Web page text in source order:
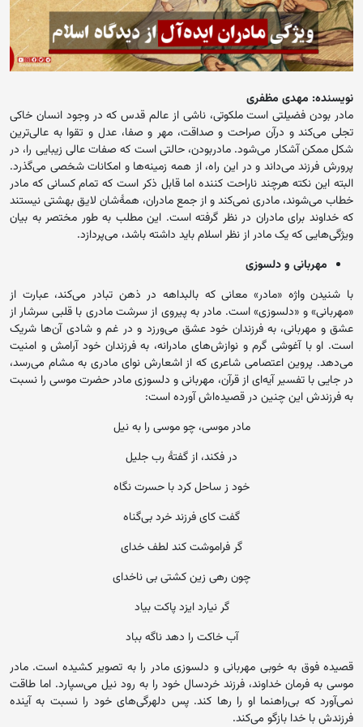
نویسنده: مهدی مظفری
مادر بودن فضیلتی است ملکوتی، ناشی از عالم قدس که در وجود انسان خاکی
تجلی می‌کند و درآن صراحت و صداقت، مهر و صفا، عدل و تقوا به عالی‌ترین
شکل ممکن آشکار می‌شود. مادربودن، حالتی است که صفات عالی زیبایی را، در
پرورش فرزند می‌داند و در این راه، از همه زمینه‌ها و امکانات شخصی می‌گذرد.
البته این نکته هرچند ناراحت کننده اما قابل ذکر است که تمام کسانی که مادر
خطاب می‌شوند، مادری نمی‌کند و از جمع مادران، همۀشان لایق بهشتی نیستند
که خداوند برای مادران در نظر گرفته است. این مطلب به طور مختصر به بیان
ویژگی‌هایی که یک مادر از نظر اسلام باید داشته باشد، می‌پردازد.
مهربانی و دلسوزی
با شنیدن واژه «مادر» معانی که بالبداهه در ذهن تبادر می‌کند، عبارت از
«مهربانی» و «دلسوزی» است. مادر به پیروی از سرشت مادری با قلبی سرشار از
عشق و مهربانی، به فرزندان خود عشق می‌ورزد و در غم و شادی آن‌ها شریک
است. او با آغوشی گرم و نوازش‌های مادرانه، به فرزندان خود آرامش و امنیت
می‌دهد. پروین اعتصامی شاعری که از اشعارش نوای مادری به مشام می‌رسد،
در جایی با تفسیر آیه‌‌ای از قرآن، مهربانی و دلسوزی مادر حضرت موسی را نسبت
به فرزندش این چنین در قصیده‌اش آورده است:
مادر موسی، چو موسی را به نیل
در فکند، از گفتهٔ رب جلیل
خود ز ساحل کرد با حسرت نگاه
گفت کای فرزند خرد بی‌گناه
گر فراموشت کند لطف خدای
چون رهی زین کشتی بی ناخدای
گر نیارد ایزد پاکت بیاد
آب خاکت را دهد ناگه بباد
قصیده فوق به خوبی مهربانی و دلسوزی مادر را به تصویر کشیده است. مادر
موسی به فرمان خداوند، فرزند خردسال خود را به رود نیل می‌سپارد. اما طاقت
نمی‌آورد که بی‌راهنما او را رها کند. پس دلهر‌گی‌های خود را نسبت به آینده
فرزندش با خدا بازگو می‌کند.